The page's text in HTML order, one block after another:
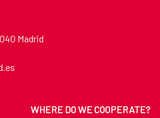
Madrid
WHERE DO WE COOPERATE?